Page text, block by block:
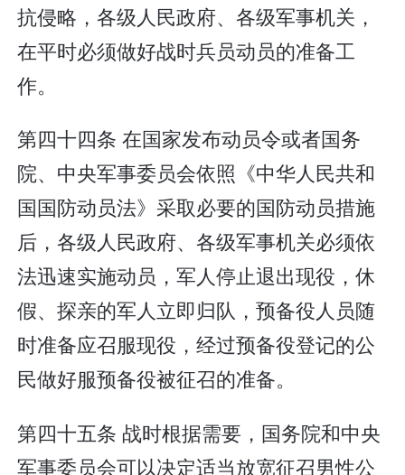
抗侵略，各级人民政府、各级军事机关，
在平时必须做好战时兵员动员的准备工
作。
第四十四条 在国家发布动员令或者国务
院、中央军事委员会依照《中华人民共和
国国防动员法》采取必要的国防动员措施
后，各级人民政府、各级军事机关必须依
法迅速实施动员，军人停止退出现役，休
假、探亲的军人立即归队，预备役人员随
时准备应召服现役，经过预备役登记的公
民做好服预备役被征召的准备。
第四十五条 战时根据需要，国务院和中央
军事委员会可以决定适当放宽征召男性公